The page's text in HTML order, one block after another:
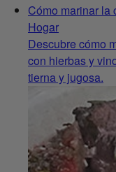
Cómo marinar la
Hogar
Descubre cómo
con hierbas y
tierna y jugosa.